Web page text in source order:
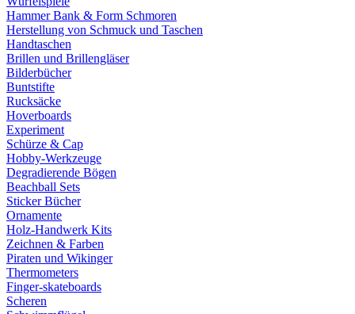
Hammer Bank & Form Schmoren
Herstellung von Schmuck und Taschen
Handtaschen
Brillen und Brillengläser
Bilderbücher
Buntstifte
Rucksäcke
Hoverboards
Experiment
Schürze & Cap
Hobby-Werkzeuge
Degradierende Bögen
Beachball Sets
Sticker Bücher
Ornamente
Holz-Handwerk Kits
Zeichnen & Farben
Piraten und Wikinger
Thermometers
Finger-skateboards
Scheren